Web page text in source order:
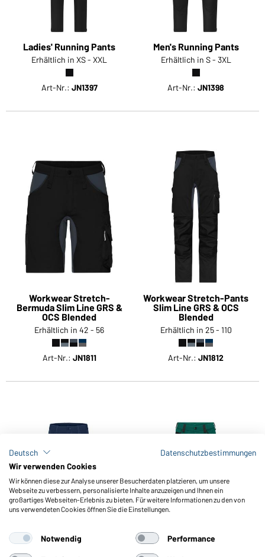
Ladies' Running Pants
Erhältlich in XS - XXL
Art-Nr.: JN1397
Men's Running Pants
Erhältlich in S - 3XL
Art-Nr.: JN1398
Workwear Stretch-
Bermuda Slim Line GRS &
OCS Blended
Erhältlich in 42 - 56
Art-Nr.: JN1811
Workwear Stretch-Pants
Slim Line GRS & OCS
Blended
Erhältlich in 25 - 110
Art-Nr.: JN1812
Deutsch
Datenschutzbestimmungen
Wir verwenden Cookies
Wir können diese zur Analyse unserer Besucherdaten platzieren, um unsere
Webseite zu verbessern, personalisierte Inhalte anzuzeigen und Ihnen ein
großartiges Webseiten-Erlebnis zu bieten. Für weitere Informationen zu den von
uns verwendeten Cookies öffnen Sie die Einstellungen.
Notwendig Performance